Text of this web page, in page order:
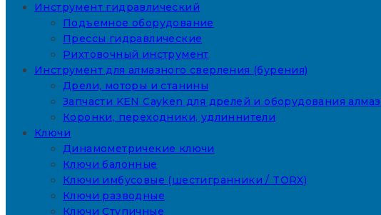
Инструмент гидравлический
Подъемное оборудование
Прессы гидравлические
Рихтовочный инструмент
Инструмент для алмазного сверления (бурения)
Дрели, моторы и станины
Запчасти KEN Cayken для дрелей и оборудования
Коронки, переходники, удлиннители
Ключи
Динамометричекие ключи
Ключи балонные
Ключи имбусовые (шестигранники / TORX)
Ключи разводные
Ключи Ступичные